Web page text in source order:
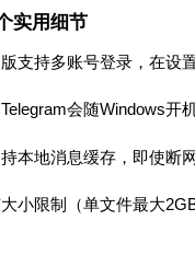
实用细节
支持多账号登录，在设
会随Windows
本地消息缓存，即使断
小限制（单文件最大